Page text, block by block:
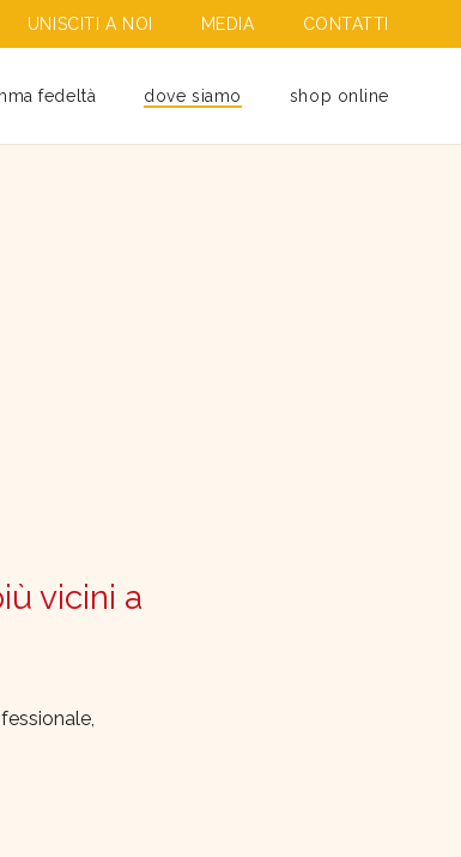
UNISCITI A NOI MEDIA CONTATTI
fedeltà dove siamo shop online
vicini a